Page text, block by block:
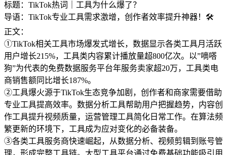
标题：TikTok热词｜工具为什么爆了？
导语：TikTok专业工具需求激增，创作者效率提升神器！🛠️
正文：
①TikTok相关工具市场爆发式增长，数据显示各类工具月活跃
用户增长215%，工具类内容累计播放量超800亿次。以”嘀嗒
狗”为代表的免费数据服务平台年服务卖家超20万，工具类电
商销售额同比增长187%。
②工具爆火源于TikTok生态竞争加剧，创作者和商家需要借助
专业工具提高效率。数据分析工具帮助用户把握趋势，内容创
作工具提升视频质量，运营管理工具简化日常工作。在算法频
繁更新的环境下，工具成为应对变化的必备装备。
③各类工具服务商快速崛起，从数据分析、视频剪辑到账号管